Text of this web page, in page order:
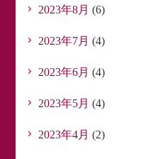
2023年8月 (6)
2023年7月 (4)
2023年6月 (4)
2023年5月 (4)
2023年4月 (2)